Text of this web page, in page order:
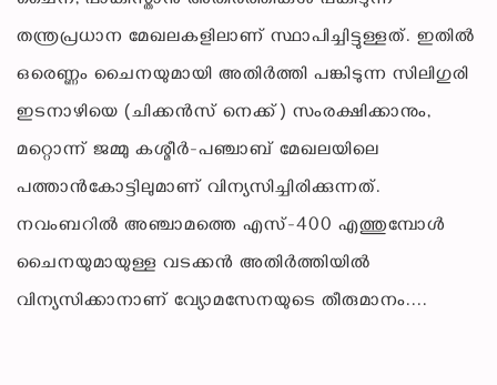
തന്ത്രപ്രധാന മേഖലകളിലാണ് സ്ഥാപിച്ചിട്ടുള്ളത്. ഇതിൽ
ഒരെണ്ണം ചൈനയുമായി അതിർത്തി പങ്കിടുന്ന സിലിഗുരി
ഇടനാഴിയെ (ചിക്കൻസ് നെക്ക്) സംരക്ഷിക്കാനും,
മറ്റൊന്ന് ജമ്മു കശ്മീർ-പഞ്ചാബ് മേഖലയിലെ
പത്താൻകോട്ടിലുമാണ് വിന്യസിച്ചിരിക്കുന്നത്.
നവംബറിൽ അഞ്ചാമത്തെ എസ്-400 എത്തുമ്പോൾ
ചൈനയുമായുള്ള വടക്കൻ അതിർത്തിയിൽ
വിന്യസിക്കാനാണ് വ്യോമസേനയുടെ തീരുമാനം....